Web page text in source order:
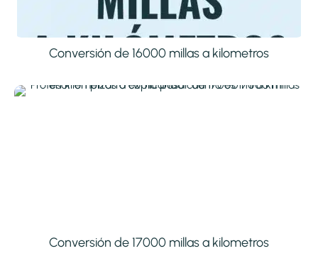
Conversión de 16000 millas a kilometros
Conversión de 17000 millas a kilometros